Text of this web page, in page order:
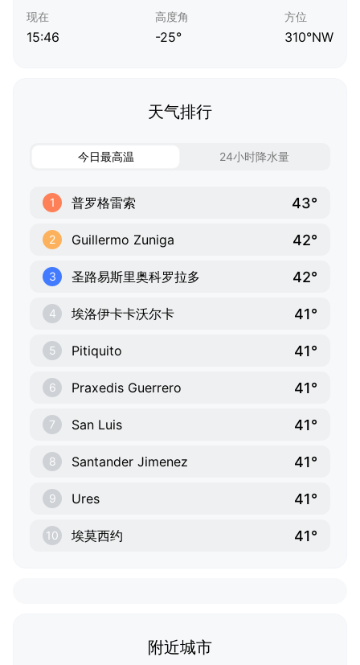
现在
15:46
高度角
-25°
方位
310°NW
天气排行
今日最高温 24小时降水量
1 普罗格雷索 43°
2 Guillermo Zuniga 42°
3 圣路易斯里奥科罗拉多 42°
4 埃洛伊卡卡沃尔卡 41°
5 Pitiquito 41°
6 Praxedis Guerrero 41°
7 San Luis 41°
8 Santander Jimenez 41°
9 Ures 41°
10 埃莫西约 41°
附近城市